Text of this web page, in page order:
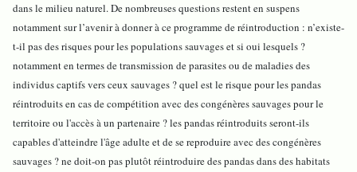
dans le milieu naturel. De nombreuses questions restent en suspens
notamment sur l’avenir à donner à ce programme de réintroduction : n’existe-
t-il pas des risques pour les populations sauvages et si oui lesquels ?
notamment en termes de transmission de parasites ou de maladies des
individus captifs vers ceux sauvages ? quel est le risque pour les pandas
réintroduits en cas de compétition avec des congénères sauvages pour le
territoire ou l'accès à un partenaire ? les pandas réintroduits seront-ils
capables d'atteindre l'âge adulte et de se reproduire avec des congénères
sauvages ? ne doit-on pas plutôt réintroduire des pandas dans des habitats